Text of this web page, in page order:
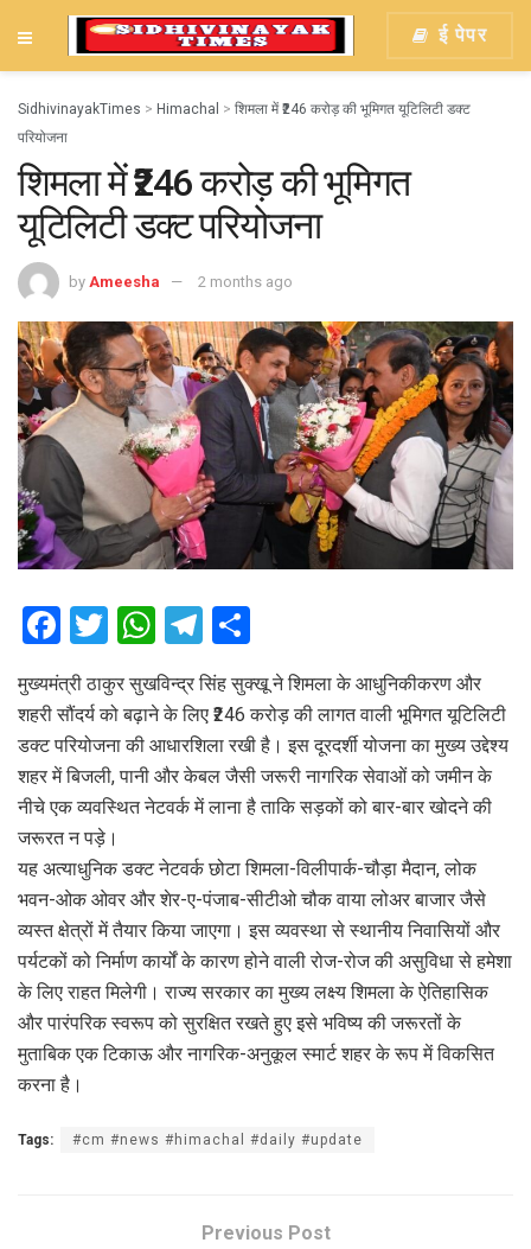
ई पेपर
SidhivinayakTimes > Himachal > शिमला में ₹246 करोड़ की भूमिगत यूटिलिटी डक्ट
परियोजना
शिमला में ₹246 करोड़ की भूमिगत
यूटिलिटी डक्ट परियोजना
by Ameesha 2 months ago
F
a
ce
b
o
o
k
T
tt
er
W
h
at
s
A
p
p
T
el
e
gr
a
m
ar
e
मुख्यमंत्री ठाकुर सुखविन्द्र सिंह सुक्खू ने शिमला के आधुनिकीकरण और
शहरी सौंदर्य को बढ़ाने के लिए ₹246 करोड़ की लागत वाली भूमिगत यूटिलिटी
डक्ट परियोजना की आधारशिला रखी है। इस दूरदर्शी योजना का मुख्य उद्देश्य
शहर में बिजली, पानी और केबल जैसी जरूरी नागरिक सेवाओं को जमीन के
नीचे एक व्यवस्थित नेटवर्क में लाना है ताकि सड़कों को बार-बार खोदने की
जरूरत न पड़े।
यह अत्याधुनिक डक्ट नेटवर्क छोटा शिमला-विलीपार्क-चौड़ा मैदान, लोक
भवन-ओक ओवर और शेर-ए-पंजाब-सीटीओ चौक वाया लोअर बाजार जैसे
व्यस्त क्षेत्रों में तैयार किया जाएगा। इस व्यवस्था से स्थानीय निवासियों और
पर्यटकों को निर्माण कार्यों के कारण होने वाली रोज-रोज की असुविधा से हमेशा
के लिए राहत मिलेगी। राज्य सरकार का मुख्य लक्ष्य शिमला के ऐतिहासिक
और पारंपरिक स्वरूप को सुरक्षित रखते हुए इसे भविष्य की जरूरतों के
मुताबिक एक टिकाऊ और नागरिक-अनुकूल स्मार्ट शहर के रूप में विकसित
करना है।
Tags: #cm #news #himachal #daily #update
Previous Post